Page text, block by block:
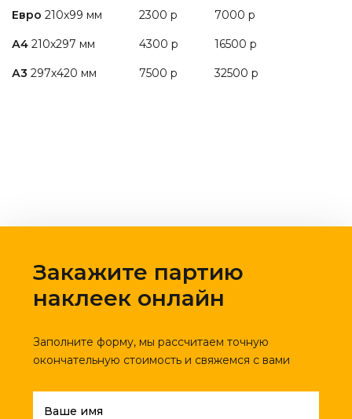
Евро 210х99 мм
А4 210х297 мм
А3 297х420 мм
2300 р
4300 р
7500 р
7000 р
16500 р
32500 р
Закажите партию
наклеек онлайн
Заполните форму, мы рассчитаем точную
окончательную стоимость и свяжемся с вами
Ваше имя